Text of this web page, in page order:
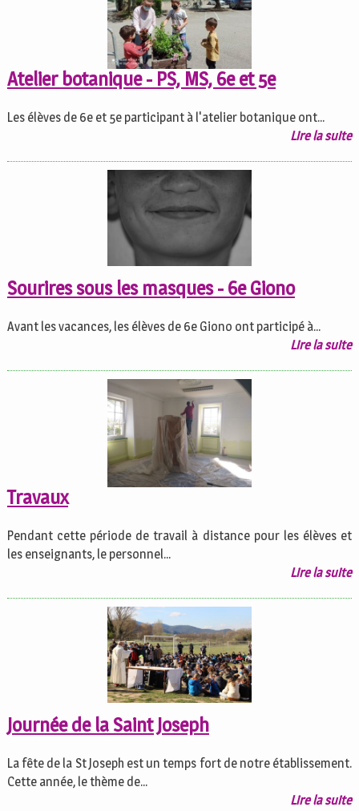
Atelier botanique - PS, MS, 6e et 5e
Les élèves de 6e et 5e participant à l'atelier botanique ont...
Lire la suite
Sourires sous les masques - 6e Giono
Avant les vacances, les élèves de 6e Giono ont participé à...
Lire la suite
Travaux
Pendant cette période de travail à distance pour les élèves et
les enseignants, le personnel...
Lire la suite
Journée de la Saint Joseph
La fête de la St Joseph est un temps fort de notre établissement.
Cette année, le thème de...
Lire la suite